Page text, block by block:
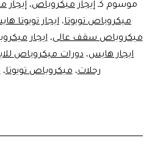
موسوم كـإيجار ميكروباص،إيجار
ميكروباص تويوتا، ايجار تويوتا
ميكروباص سقف عالى،ايجار
ايجار هايس، دورات ميكروباص
رحلات،ميكروباص تويوتا،